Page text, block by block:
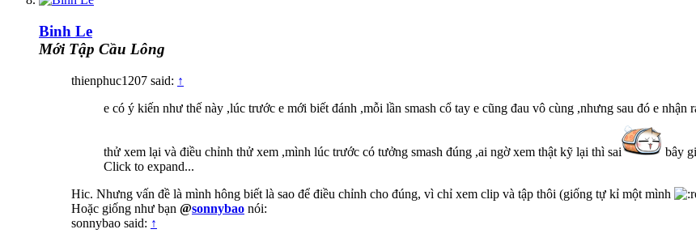
Binh Le
Mới Tập Cầu Lông
thienphuc1207 said: ↑
e có ý kiến như thế này ,lúc trước e mới biết đánh ,mỗi lần smash cổ tay e cũng đau vô cùng ,nhưng sau đó e nhận
thử xem lại và điều chỉnh thử xem ,mình lúc trước có tưởng smash đúng ,ai ngờ xem thật kỹ lại thì sai
bây
Click to expand...
Hic. Nhưng vấn đề là mình hông biết là sao để điều chỉnh cho đúng, vì chỉ xem clip và tập thôi (giống tự kỉ một mình
Hoặc giống như bạn @sonnybao nói:
sonnybao said: ↑